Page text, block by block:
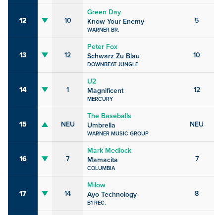
12 10
Green Day
Know Your Enemy
WARNER BR.
5
13 12
Peter Fox
Schwarz Zu Blau
DOWNBEAT JUNGLE
10
14 1
U2
Magnificent
MERCURY
12
15 NEU
The Baseballs
Umbrella
WARNER MUSIC GROUP
NEU
16 7
Mark Medlock
Mamacita
COLUMBIA
7
17 14
Milow
Ayo Technology
B1 REC.
8